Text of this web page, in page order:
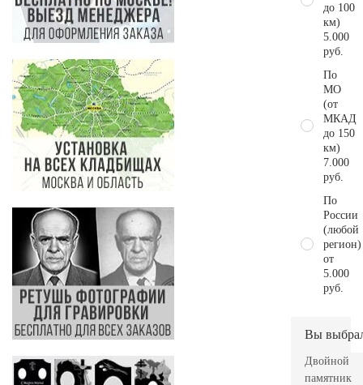
до 100
км)
5.000
руб.
По
МО
(от
МКАД
до 150
км)
7.000
руб.
По
России
(любой
регион)
от
5.000
руб.
Вы
Двойной
памятник